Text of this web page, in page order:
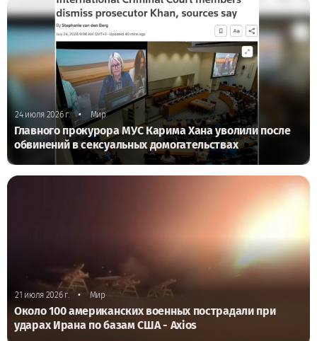
24 июля 2026 г. • Мир
Главного прокурора МУС Карима Хана уволили после
обвинений в сексуальных домогательствах
21 июля 2026 г. • Мир
Около 100 американских военных пострадали при
ударах Ирана по базам США - Axios